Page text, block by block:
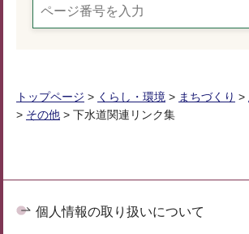
トップページ > くらし・環境 > まちづくり >
> その他 > 下水道関連リンク集
個人情報の取り扱いについて